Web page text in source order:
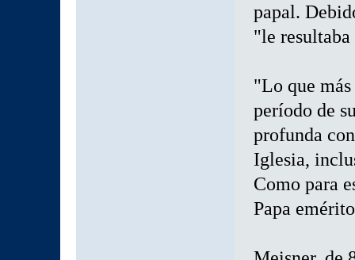
papal.
"le
"Lo que
período de
profunda
Iglesia,
Como para
Papa